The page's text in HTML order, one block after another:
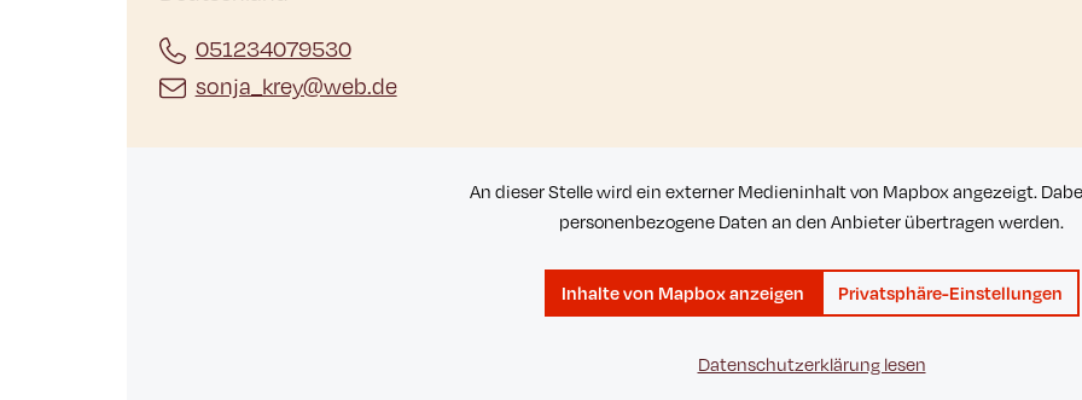
051234079530
sonja_krey@web.de
An dieser Stelle wird ein externer Medieninhalt von Mapbox angezeigt.
personenbezogene Daten an den Anbieter übertragen werden.
Inhalte von Mapbox anzeigen Privatsphäre-Einstellungen
Datenschutzerklärung lesen